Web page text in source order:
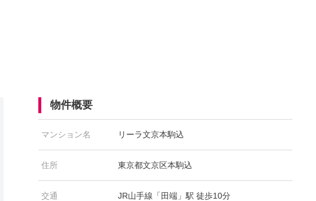
物件概要
マンション名 リーラ文京本駒込
住所 東京都文京区本駒込
交通
JR山手線「田端」駅 徒歩10分